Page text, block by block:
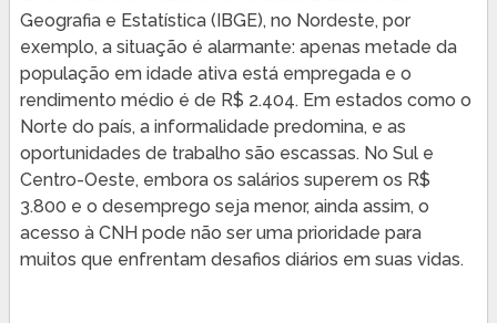
Geografia e Estatística (IBGE), no Nordeste, por
exemplo, a situação é alarmante: apenas metade da
população em idade ativa está empregada e o
rendimento médio é de R$ 2.404. Em estados como o
Norte do país, a informalidade predomina, e as
oportunidades de trabalho são escassas. No Sul e
Centro-Oeste, embora os salários superem os R$
3.800 e o desemprego seja menor, ainda assim, o
acesso à CNH pode não ser uma prioridade para
muitos que enfrentam desafios diários em suas vidas.